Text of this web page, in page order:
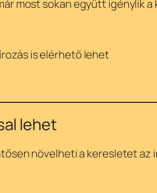
most sokan együtt igénylik
is elérhető lehet
lehet
növelheti a keresletet az